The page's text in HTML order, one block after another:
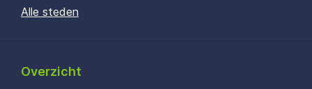
Alle steden
Overzicht